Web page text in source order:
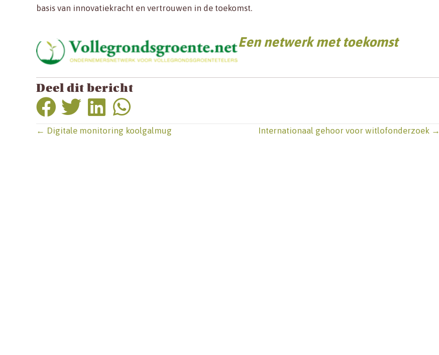
basis van innovatiekracht en vertrouwen in de toekomst.
Een netwerk met toekomst
Deel dit bericht
Posts
← Digitale monitoring koolgalmug Internationaal gehoor voor witlofonderzoek →